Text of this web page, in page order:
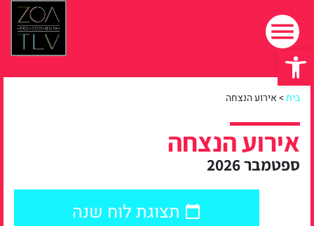
פתח סרגל נגישות
בית>אירוע הנצחה
אירוע הנצחה
ספטמבר 2026
תצוגת לוח שנה